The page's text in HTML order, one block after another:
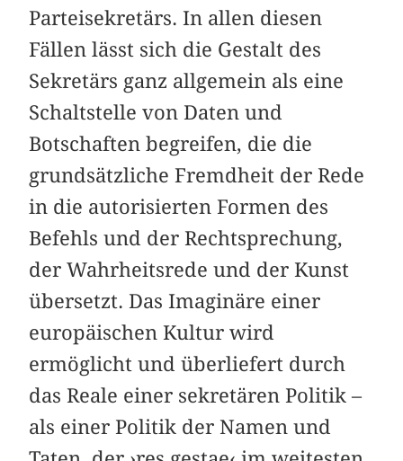
Parteisekretärs. In allen diesen
Fällen lässt sich die Gestalt des
Sekretärs ganz allgemein als eine
Schaltstelle von Daten und
Botschaften begreifen, die die
grundsätzliche Fremdheit der Rede
in die autorisierten Formen des
Befehls und der Rechtsprechung,
der Wahrheitsrede und der Kunst
übersetzt. Das Imaginäre einer
europäischen Kultur wird
ermöglicht und überliefert durch
das Reale einer sekretären Politik –
als einer Politik der Namen und